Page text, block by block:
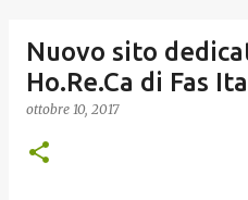
Nuovo sito
Ho.Re.Ca di Fas
ottobre 10, 2017